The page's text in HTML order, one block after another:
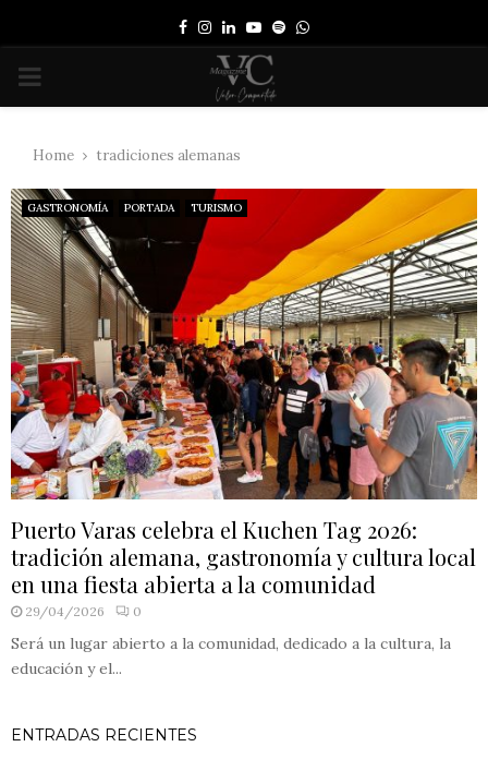
Facebook
Instagram
LinkedinYoutube
SpotifyWhatsapp
PRIMARY
Home tradiciones alemanas
GASTRONOMÍA PORTADA TURISMO
Puerto Varas celebra el Kuchen Tag 2026:
tradición alemana, gastronomía y cultura local
en una fiesta abierta a la comunidad
29/04/2026 0
Será un lugar abierto a la comunidad, dedicado a la cultura, la
educación y el...
ENTRADAS RECIENTES